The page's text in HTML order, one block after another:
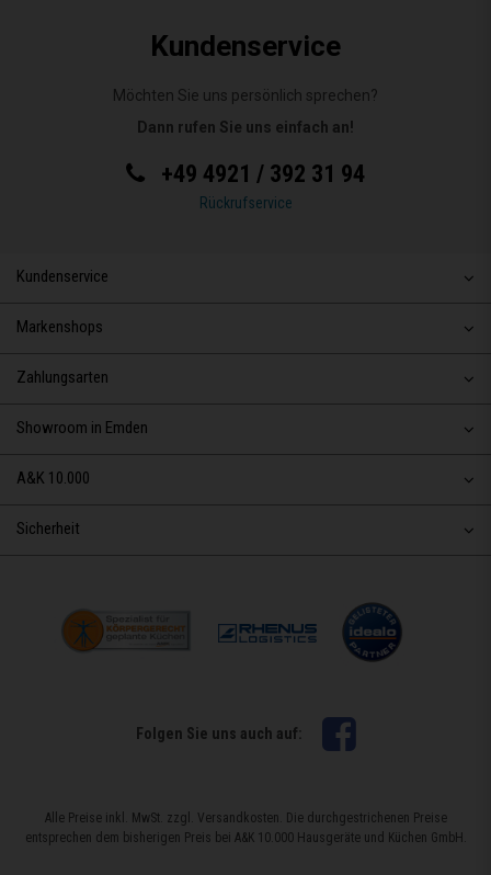
Kundenservice
Möchten Sie uns persönlich sprechen?
Dann rufen Sie uns einfach an!
+49 4921 / 392 31 94
Rückrufservice
Kundenservice
Markenshops
Zahlungsarten
Showroom in Emden
A&K 10.000
Sicherheit
Folgen Sie uns auch auf:
Alle Preise inkl. MwSt. zzgl. Versandkosten. Die durchgestrichenen Preise
entsprechen dem bisherigen Preis bei A&K 10.000 Hausgeräte und Küchen GmbH.